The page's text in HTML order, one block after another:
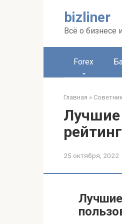
bizliner
Всё о бизнесе
Forex
Главная »
Лучшие
25 октября, 2022